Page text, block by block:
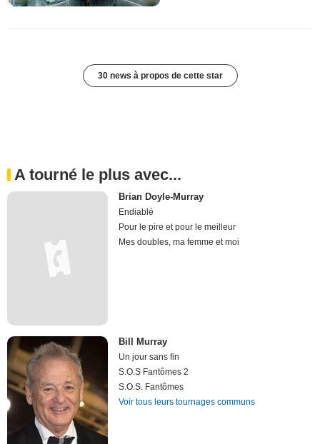
30 news à propos de cette star
A tourné le plus avec...
Brian Doyle-Murray
Endiablé
Pour le pire et pour le meilleur
Mes doubles, ma femme et moi
Bill Murray
Un jour sans fin
S.O.S Fantômes 2
S.O.S. Fantômes
Voir tous leurs tournages communs